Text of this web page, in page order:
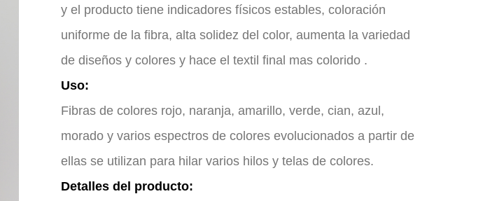
y el producto tiene indicadores físicos estables, coloración
uniforme de la fibra, alta solidez del color, aumenta la variedad
de diseños y colores y hace el textil final mas colorido .
Uso:
Fibras de colores rojo, naranja, amarillo, verde, cian, azul,
morado y varios espectros de colores evolucionados a partir de
ellas se utilizan para hilar varios hilos y telas de colores.
Detalles del producto: